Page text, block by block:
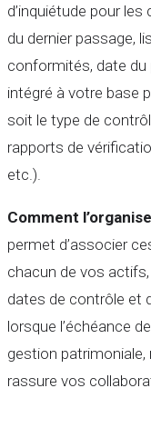
d’inquiétude pour
du dernier passage,
conformités, date
intégré à votre base
soit le type de
rapports de
etc.).
Comment
permet d’associer
chacun de vos
dates de contrôle et
lorsque l’échéance
gestion patrimoniale,
rassure vos